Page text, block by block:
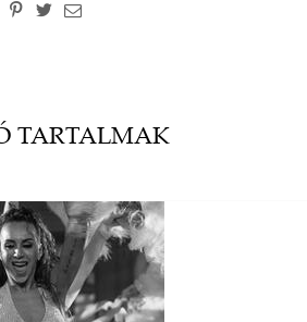
TARTALMAK